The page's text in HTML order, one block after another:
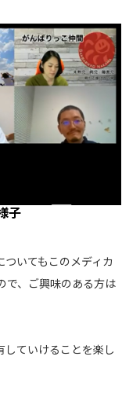
子
いてもこのメディカ
で、ご興味のある方は
ていけることを楽し